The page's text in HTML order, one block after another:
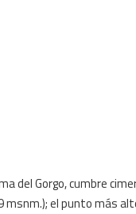
del Gorgo, cumbre
msnm.); el punto más